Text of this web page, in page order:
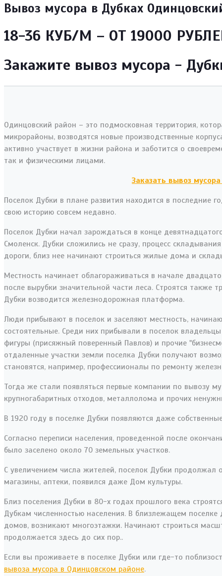
Вывоз мусора в Дубках
18-36 КУБ/М – ОТ 19000
Закажите вывоз мусора -
Одинцовский район – это подмосковная территория,
микрорайоны, возводятся новые производственные
активно участвует в жизни района и заботится о
так и физическими лицами.
Заказать вывоз
Поселок Дубки в плане развития находится в
свою историю совсем недавно.
Поселок Дубки начал зарождаться в конце
Смоленск. Дубки сложились не сразу, процесс
дороги, близ нее начинают строиться жилые дома и
Местность начинает облагораживаться в начале
после вырубки значительной части леса. Строятся также
Дубки возводится железнодорожная платформа.
Люди прибывают в поселок и заселяют местность,
состоятельные. Среди них прибывали в поселок
фигуры (присяжный поверенный Павлов) и прочие
отдаленные участки земли поселка Дубки получают
становятся, например, профессиионалы по ремонту
Тогда же стали появляться первые компании по вывозу
крупногабаритных отходов, металлолома и прочих
В 1920 году в поселке Дубки появляются даже
Согласно переписи населения, проведенной после
было заселено около 70 земельных участков.
С увеличением числа жителей, поселок Дубки
магазины, аптеки, появился даже Дом культуры.
Близ поселения Дубки в 80-х годах прошлого века
Дубкам численностью населения. В близлежащем
домов, возникают многоэтажки. Начинают строиться
продолжается здесь до сих пор..
Если вы проживаете в поселке Дубки или где-то
вывоза мусора в Одинцовском районе.